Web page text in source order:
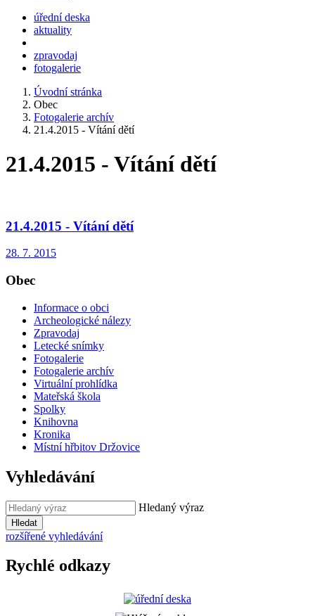
úřední deska
aktuality
zpravodaj
fotogalerie
Úvodní stránka
Obec
Fotogalerie archív
21.4.2015 - Vítání dětí
21.4.2015 - Vítání dětí
21.4.2015 - Vítání dětí
28. 7. 2015
Obec
Informace o obci
Archeologické nálezy
Zpravodaj
Letecké snímky
Fotogalerie
Fotogalerie archív
Virtuální prohlídka
Mateřská škola
Spolky
Knihovna
Kronika
Místní hřbitov Držovice
Vyhledávání
Hledaný výraz
Hledat
rozšířené vyhledávání
Rychlé odkazy